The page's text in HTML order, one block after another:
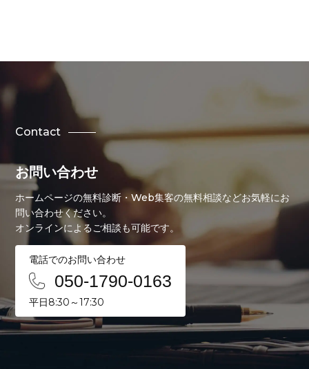
Contact
お問い合わせ
ホームページの無料診断・Web集客の無料相談などお気軽にお
問い合わせください。
オンラインによるご相談も可能です。
電話でのお問い合わせ
050-1790-0163
平日8:30～17:30